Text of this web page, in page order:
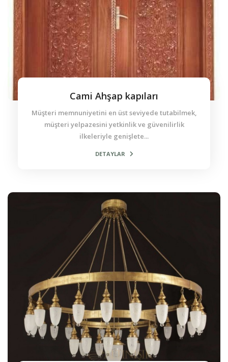
Cami Ahşap kapıları
Müşteri memnuniyetini en üst seviyede tutabilmek,
müşteri yelpazesini yetkinlik ve güvenilirlik
ilkeleriyle genişlete...
DETAYLAR